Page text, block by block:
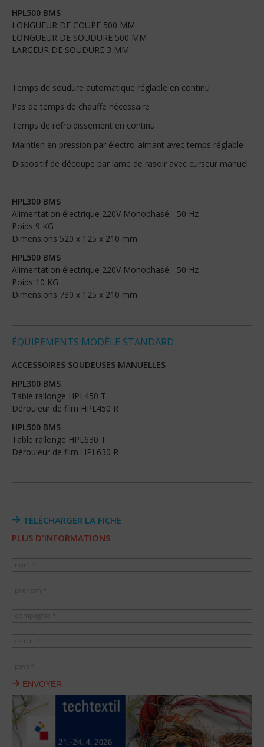
HPL500 BMS
LONGUEUR DE COUPE 500 MM
LONGUEUR DE SOUDURE 500 MM
LARGEUR DE SOUDURE 3 MM
Temps de soudure automatique réglable en continu
Pas de temps de chauffe nécessaire
Temps de refroidissement en continu
Maintien en pression par électro-aimant avec temps réglable
Dispositif de découpe par lame de rasoir avec curseur manuel
HPL300 BMS
Alimentation électrique 220V Monophasé - 50 Hz
Poids 9 KG
Dimensions 520 x 125 x 210 mm
HPL500 BMS
Alimentation électrique 220V Monophasé - 50 Hz
Poids 10 KG
Dimensions 730 x 125 x 210 mm
ÉQUIPEMENTS MODÈLE STANDARD
ACCESSOIRES SOUDEUSES MANUELLES
HPL300 BMS
Table rallonge HPL450 T
Dérouleur de film HPL450 R
HPL500 BMS
Table rallonge HPL630 T
Dérouleur de film HPL630 R
TÉLÉCHARGER LA FICHE
PLUS D'INFORMATIONS
ENVOYER